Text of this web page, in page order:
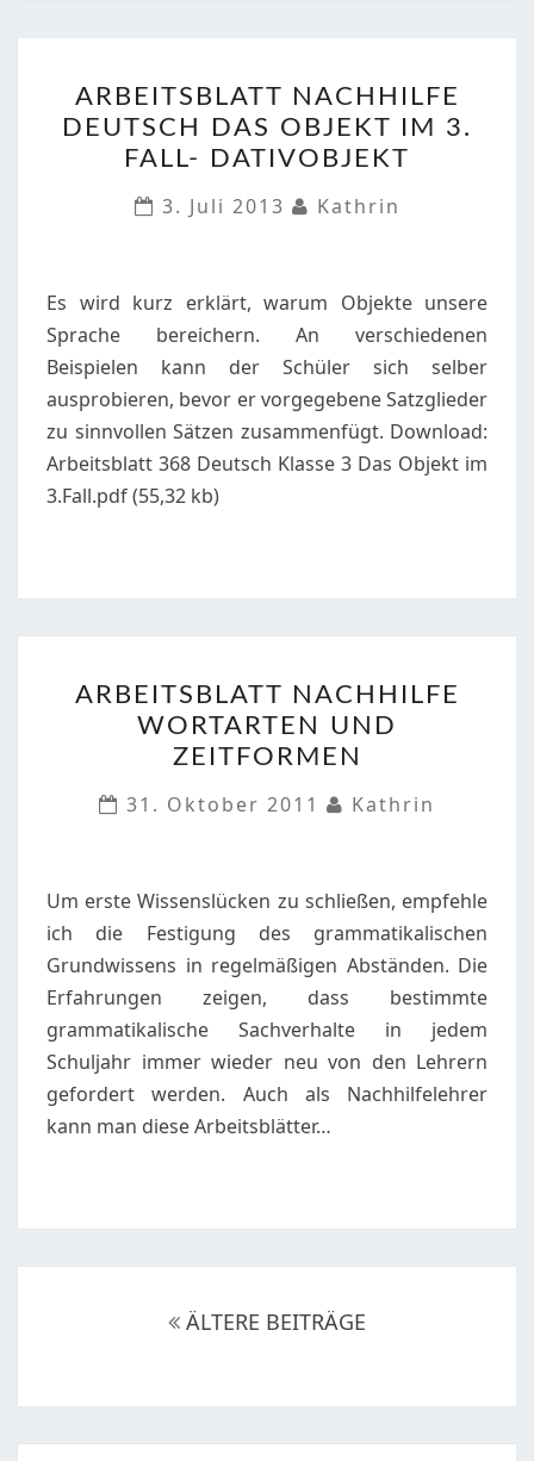
NACHHILFE
DEUTSCH
DAS
OBJEKT
FALL-
DATIVOBJEKT
ARBEITSBLATT NACHHILFE
DEUTSCH DAS OBJEKT IM 3.
FALL- DATIVOBJEKT
3. Juli 2013
Kathrin
Es wird kurz erklärt, warum Objekte unsere
Sprache bereichern. An verschiedenen
Beispielen kann der Schüler sich selber
ausprobieren, bevor er vorgegebene Satzglieder
zu sinnvollen Sätzen zusammenfügt. Download:
Arbeitsblatt 368 Deutsch Klasse 3 Das Objekt im
3.Fall.pdf (55,32 kb)
NACHHILFE
WORTARTEN
UND
ZEITFORMEN
ARBEITSBLATT NACHHILFE
WORTARTEN UND
ZEITFORMEN
31. Oktober 2011
Kathrin
Um erste Wissenslücken zu schließen, empfehle
ich die Festigung des grammatikalischen
Grundwissens in regelmäßigen Abständen. Die
Erfahrungen zeigen, dass bestimmte
grammatikalische Sachverhalte in jedem
Schuljahr immer wieder neu von den Lehrern
gefordert werden. Auch als Nachhilfelehrer
kann man diese Arbeitsblätter…
ÄLTERE BEITRÄGE